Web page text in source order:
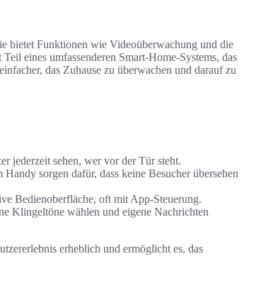
bietet Funktionen wie Videoüberwachung und die
eines umfassenderen Smart-Home-Systems, das
das Zuhause zu überwachen und darauf zu
jederzeit sehen, wer vor der Tür steht.
sorgen dafür, dass keine Besucher übersehen
Bedienoberfläche, oft mit App-Steuerung.
Klingeltöne wählen und eigene Nachrichten
erheblich und ermöglicht es, das